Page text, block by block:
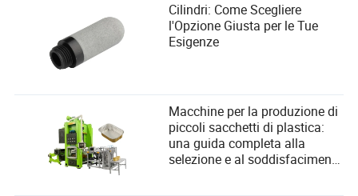
Cilindri: Come Scegliere
l'Opzione Giusta per le Tue
Esigenze
Macchine per la produzione di
piccoli sacchetti di plastica:
una guida completa alla
selezione e al soddisfacimento